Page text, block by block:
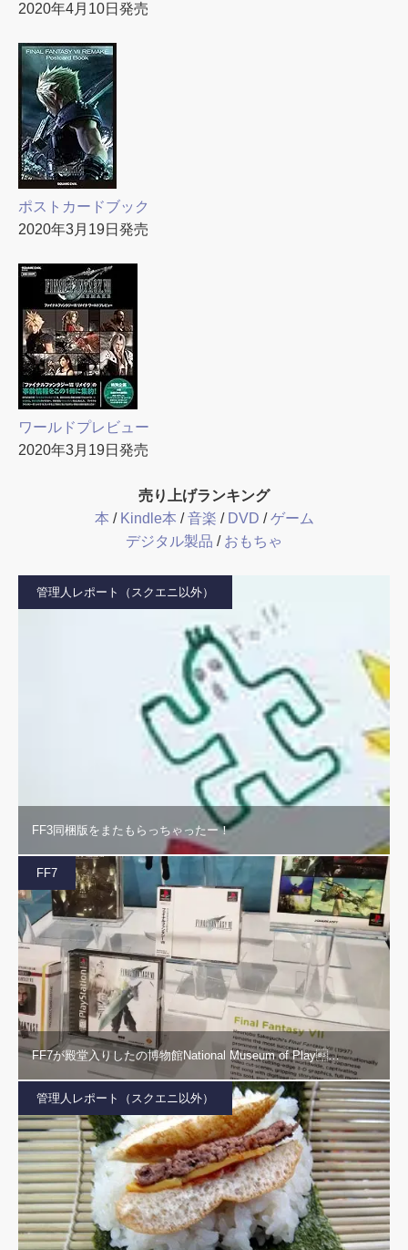
2020年4月10日発売
ポストカードブック
2020年3月19日発売
ワールドプレビュー
2020年3月19日発売
売り上げランキング
本 / Kindle本 /音楽 / DVD /ゲーム
デジタル製品 / おもちゃ
管理人レポート（スクエニ以外）
FF3同梱版をまたもらっちゃったー！
FF7
FF7が殿堂入りしたの博物館National Museum of Play…
管理人レポート（スクエニ以外）